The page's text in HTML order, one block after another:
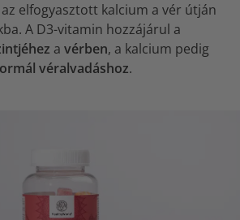
elfogyasztott kalcium a vér útján
A D3-vitamin hozzájárul a
a vérben, a kalcium pedig
véralvadáshoz.